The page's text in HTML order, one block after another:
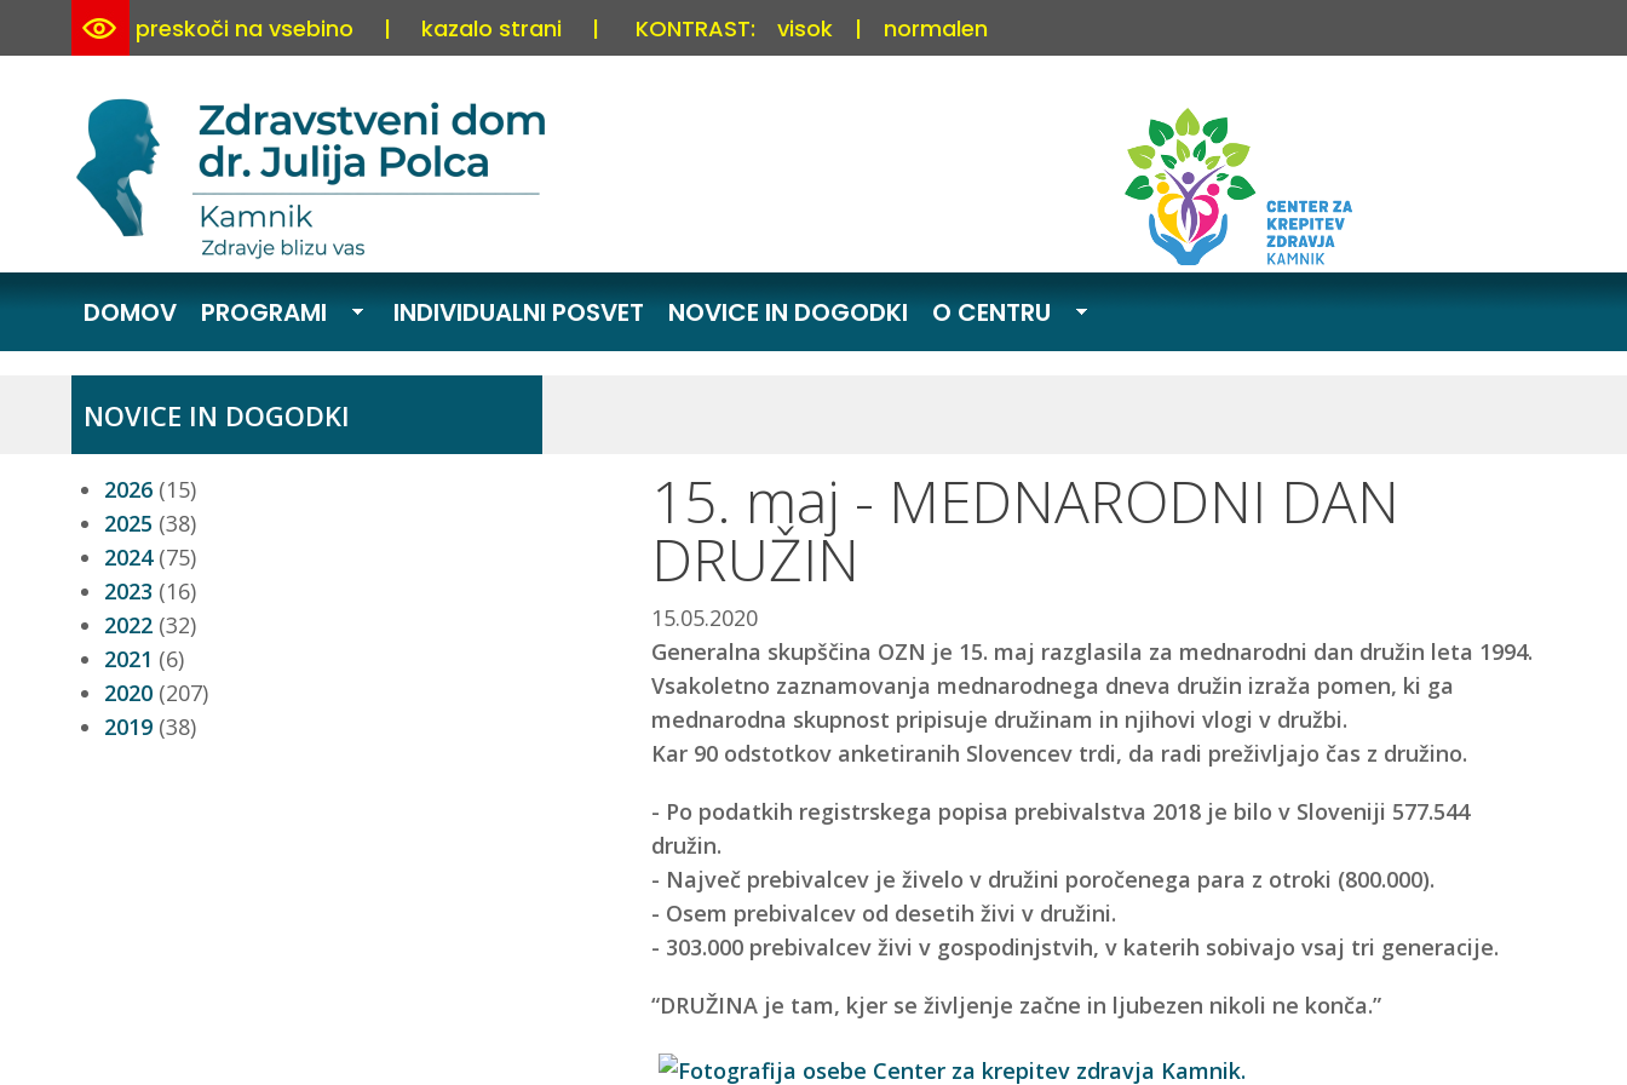
preskoči na vsebino | kazalo strani | KONTRAST: visok | normalen
DOMOV PROGRAMI INDIVIDUALNI POSVET NOVICE IN DOGODKI O CENTRU
NOVICE IN DOGODKI
2026 (15)
2025 (38)
2024(75)
2023 (16)
2022 (32)
2021 (6)
2020 (207)
2019 (38)
15. maj - MEDNARODNI DAN
DRUŽIN
15.05.2020
Generalna skupščina OZN je 15. maj razglasila za mednarodni dan družin leta 1994.
Vsakoletno zaznamovanja mednarodnega dneva družin izraža pomen, ki ga
mednarodna skupnost pripisuje družinam in njihovi vlogi v družbi.
Kar 90 odstotkov anketiranih Slovencev trdi, da radi preživljajo čas z družino.
- Po podatkih registrskega popisa prebivalstva 2018 je bilo v Sloveniji 577.544
družin.
- Največ prebivalcev je živelo v družini poročenega para z otroki (800.000).
- Osem prebivalcev od desetih živi v družini.
- 303.000 prebivalcev živi v gospodinjstvih, v katerih sobivajo vsaj tri generacije.
“DRUŽINA je tam, kjer se življenje začne in ljubezen nikoli ne konča.”